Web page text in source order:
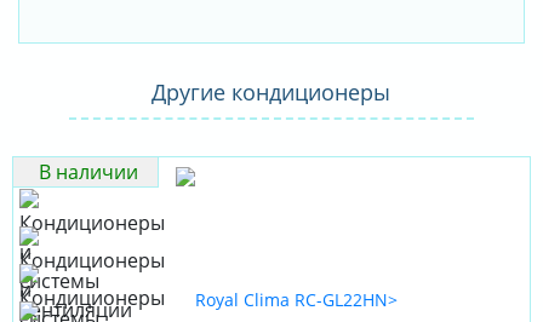
Другие кондиционеры
В наличии